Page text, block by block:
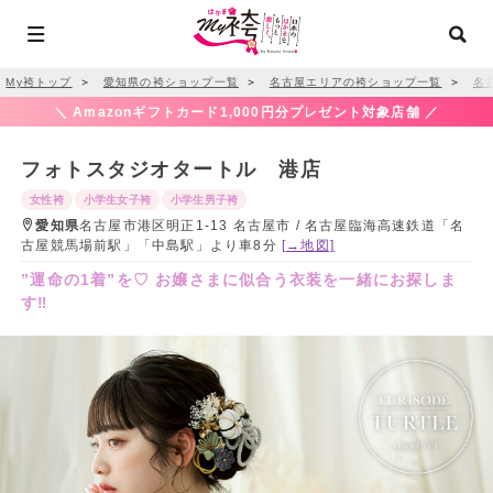
My袴トップ ＞ 愛知県の袴ショップ一覧 ＞ 名古屋エリアの袴ショップ一覧 ＞ 名
＼ Amazonギフトカード1,000円分プレゼント対象店舗 ／
フォトスタジオタートル 港店
女性袴 小学生女子袴 小学生男子袴
愛知県名古屋市港区明正1-13 名古屋市 / 名古屋臨海高速鉄道「名
古屋競馬場前駅」「中島駅」より車8分 [→地図]
”運命の1着”を♡ お嬢さまに似合う衣装を一緒にお探しま
す‼︎